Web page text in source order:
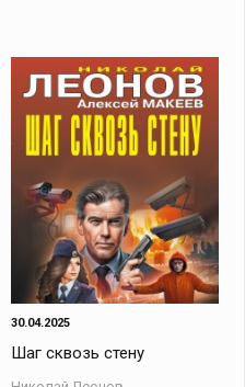
30.04.2025
Шаг сквозь стену